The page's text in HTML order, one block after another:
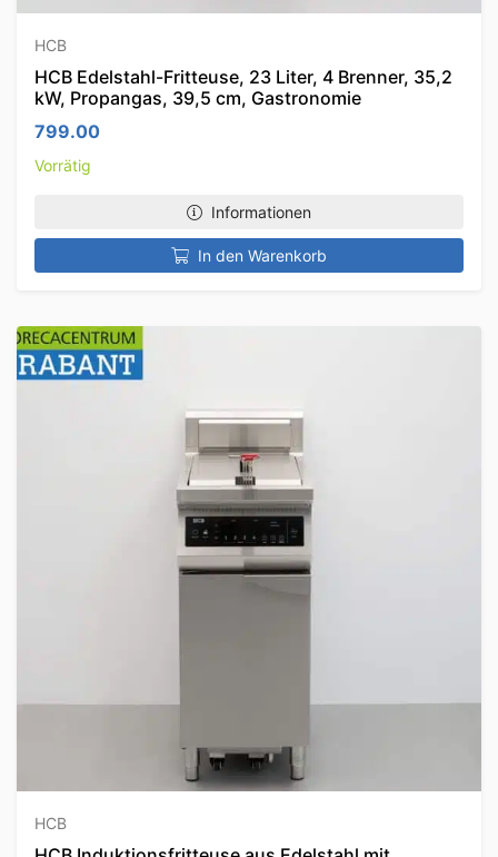
HCB
HCB Edelstahl-Fritteuse, 23 Liter, 4 Brenner, 35,2
kW, Propangas, 39,5 cm, Gastronomie
799.00
Vorrätig
Informationen
In den Warenkorb
HCB